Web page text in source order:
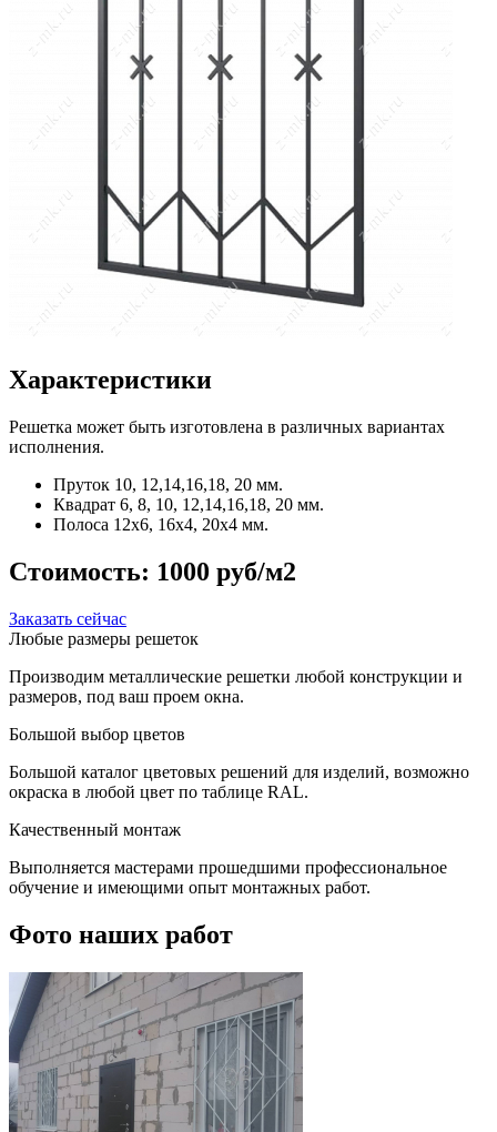
Характеристики
Решетка может быть изготовлена в различных вариантах
исполнения.
Пруток 10, 12,14,16,18, 20 мм.
Квадрат 6, 8, 10, 12,14,16,18, 20 мм.
Полоса 12x6, 16x4, 20x4 мм.
Стоимость: 1000 руб/м2
Заказать сейчас
Любые размеры решеток
Производим металлические решетки любой конструкции и
размеров, под ваш проем окна.
Большой выбор цветов
Большой каталог цветовых решений для изделий, возможно
окраска в любой цвет по таблице RAL.
Качественный монтаж
Выполняется мастерами прошедшими профессиональное
обучение и имеющими опыт монтажных работ.
Фото наших работ